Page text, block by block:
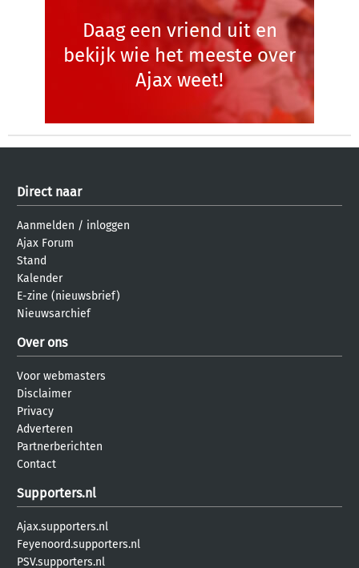
Daag een vriend uit en
bekijk wie het meeste over
Ajax weet!
Direct naar
Aanmelden / inloggen
Ajax Forum
Stand
Kalender
E-zine (nieuwsbrief)
Nieuwsarchief
Over ons
Voor webmasters
Disclaimer
Privacy
Adverteren
Partnerberichten
Contact
Supporters.nl
Ajax.supporters.nl
Feyenoord.supporters.nl
PSV.supporters.nl